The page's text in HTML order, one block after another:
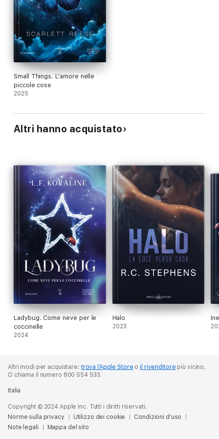
Small Things. L'amore nelle
piccole cose
2025
Altri hanno acquistato
Ladybug. Come neve per le
coccinelle
2024
Halo
2023
Altri modi per acquistare:trova l’Apple Store oil rivenditore più vicino.
O chiama il numero 800 554 533.
Italia
Copyright © 2024 Apple Inc. Tutti i diritti riservati.
Norme sulla privacy
Utilizzo dei cookie
Condizioni d’uso
Note legali
Mappa del sito